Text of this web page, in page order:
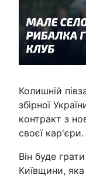
Колишній
збірної
контракт з
своєї кар'єри.
Він буде
Київщини, яка